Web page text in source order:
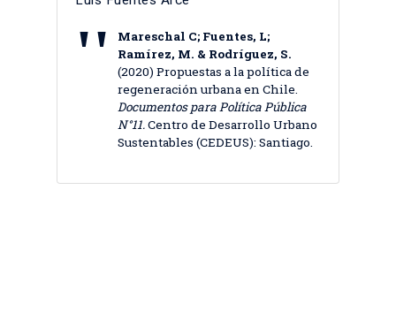
Mareschal C; Fuentes, L;
Ramírez, M. & Rodríguez, S.
(2020) Propuestas a la política de
regeneración urbana en Chile.
Documentos para Política Pública
N°11.Centro de Desarrollo Urbano
Sustentables (CEDEUS): Santiago.